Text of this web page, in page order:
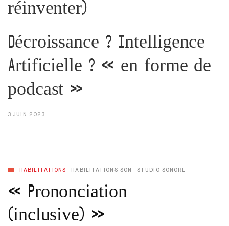
réinventer)
Décroissance ? Intelligence
Artificielle ? « en forme de
podcast »
3 JUIN 2023
HABILITATIONS HABILITATIONS SON STUDIO SONORE
« Prononciation
(inclusive) »